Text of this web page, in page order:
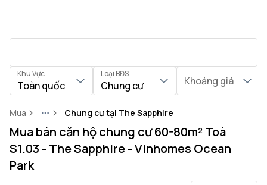
Khu Vực
Toàn quốc
Loại BĐS
Chung cư Khoảng giá
Mua MoreChung cư tại The Sapphire
Mua bán căn hộ chung cư 60-80m² Toà
S1.03 - The Sapphire - Vinhomes Ocean
Park